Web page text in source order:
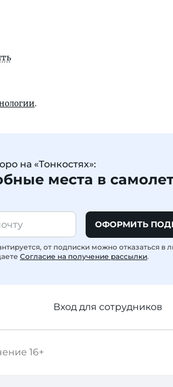
.
на «Тонкостях»:
места в
ОФОРМИТЬ
от подписки можно отказаться в
Согласие на получение рассылки.
Вход для сотрудников
16+